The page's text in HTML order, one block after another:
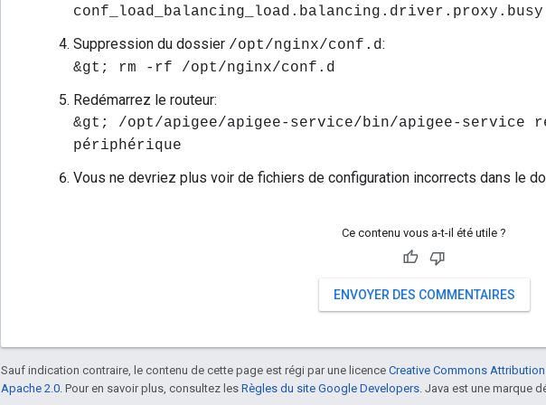
Suppression du dossier /opt/nginx/conf.d:
&gt; rm -rf /opt/nginx/conf.d
Redémarrez le routeur:
&gt; /opt/apigee/apigee-service/bin/apigee-service
périphérique
Vous ne devriez plus voir de fichiers de configuration incorrects dans le
Ce contenu vous a-t-il été utile ?
ENVOYER DES COMMENTAIRES
Sauf indication contraire, le contenu de cette page est régi par une licence Creative Commons
Apache 2.0. Pour en savoir plus, consultez les Règles du site Google Developers. Java est une marque